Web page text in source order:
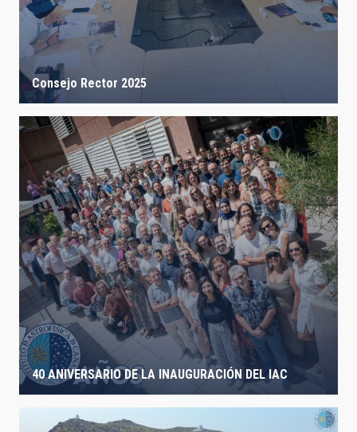
Consejo Rector 2025
40 ANIVERSARIO DE LA INAUGURACIÓN DEL IAC